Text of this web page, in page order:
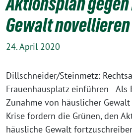
Gewalt novellieren
24. April 2020
Dillschneider/Steinmetz:
Frauenhausplatz einführen Als
Zunahme von häuslicher
Krise fordern die Grünen, den
häusliche Gewalt